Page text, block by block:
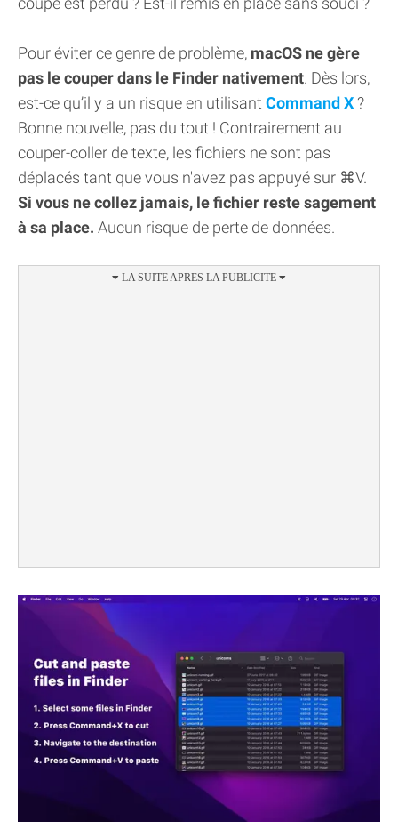
Pour éviter ce genre de problème, macOS ne gère
pas le couper dans le Finder nativement. Dès lors,
est-ce qu’il y a un risque en utilisant Command X?
Bonne nouvelle, pas du tout ! Contrairement au
couper-coller de texte, les fichiers ne sont pas
déplacés tant que vous n'avez pas appuyé sur ⌘V.
Si vous ne collez jamais, le fichier reste sagement
à sa place. Aucun risque de perte de données.